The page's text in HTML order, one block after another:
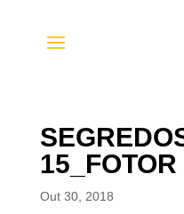
15_FOTOR
Out 30, 2018